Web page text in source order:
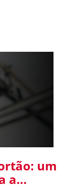
obra, cada
as
do nosso
um
a